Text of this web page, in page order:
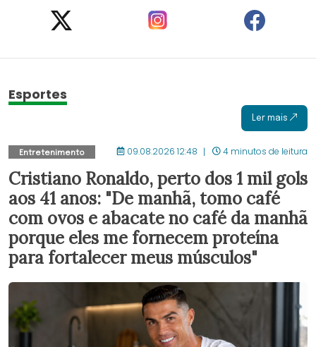
Esportes
Ler mais
Entretenimento 09.08.2026 12:48 4 minutos de leitura
Cristiano Ronaldo, perto dos 1 mil gols
aos 41 anos: "De manhã, tomo café
com ovos e abacate no café da manhã
porque eles me fornecem proteína
para fortalecer meus músculos"